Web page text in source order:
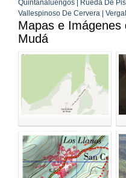
Quintanaluengos | Rueda De
Vallespinoso De Cervera |
Mapas e Imágenes
Mudá